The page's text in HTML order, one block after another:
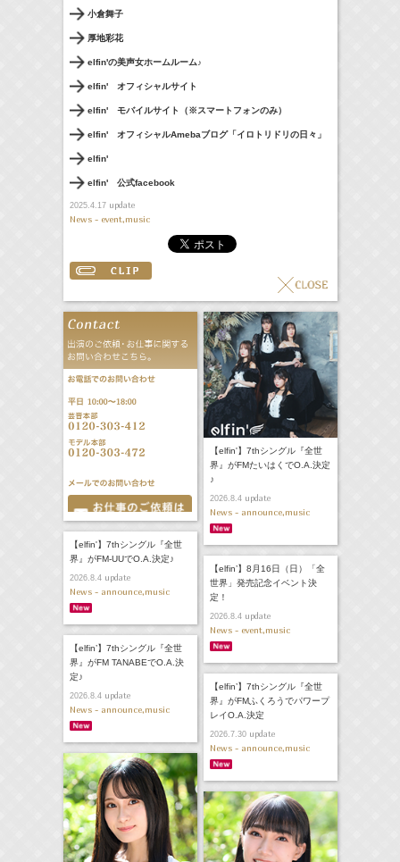
小倉舞子
厚地彩花
elfin'の美声女ホームルーム♪
elfin' オフィシャルサイト
elfin' モバイルサイト（※スマートフォンのみ）
elfin' オフィシャルAmebaブログ「イロトリドリの日々」
elfin'
elfin' 公式facebook
2025.4.17update
News - event,music
【elfin'】7thシングル『全世
界』がFMたいはくでO.A.決定
♪
2026.8.4update
News - announce,music
【elfin'】7thシングル『全世
界』がFM-UUでO.A.決定♪
2026.8.4update
News - announce,music
【elfin’】8月16日（日）「全
世界」発売記念イベント決
定！
2026.8.4update
News - event,music
【elfin’】7thシングル『全世
界』がFM TANABEでO.A.決
定♪
2026.8.4update
News - announce,music
【elfin’】7thシングル『全世
界』がFMふくろうでパワープ
レイO.A.決定
2026.7.30update
News - announce,music